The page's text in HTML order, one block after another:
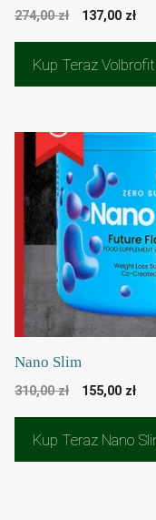
274,00zł
Pierwotna
wynosiła:
137,00 zł
Kup Teraz Volbrofit
Nano Slim
310,00zł
Pierwotna
wynosiła:
155,00 zł
Kup Teraz Nano